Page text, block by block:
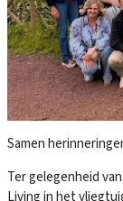
Samen
Ter gelegenheid